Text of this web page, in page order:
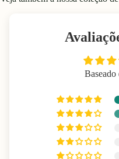
Baseado